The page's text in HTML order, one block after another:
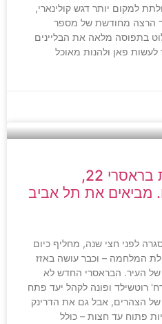
למקום יותר דגש קולינארי,
הרצה מחודשת של מספר
בתפוסה מלאה את הבליינים
פאן ולהנות מאוכל
צפו בביקור במסעדת בראסרי 22,
את תל אביב
לפני חצי שנה, מחליף כיום
המלחמה – וכבר עושה באזז
של העיר. הבראסרי החדש לא
רוטשילד ופונה לקהל יעד פתח
של הצהרים, אבל גם את הדרינק
פתוח עד חצות – כולל